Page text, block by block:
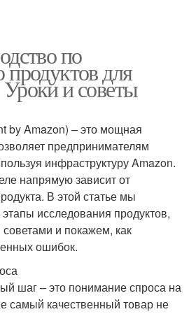
по
для
и советы
by Amazon) – это мощная
предпринимателям
инфраструктуру Amazon.
напрямую зависит от
В этой статье мы
исследования продуктов,
и покажем, как
ошибок.
шаг – это понимание спроса на
самый качественный товар не